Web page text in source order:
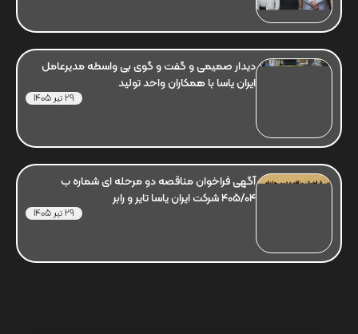
دیدار صمیمی و گفت و گوی بی واسطه مدیرعامل
ایران یاسا با همکاران واحد تولید
29 تیر 1405
آگهی فراخوان مناقصه دو مرحله ای شماره ب
405/04 شرکت ایران یاسا تایر و رابر
29 تیر 1405